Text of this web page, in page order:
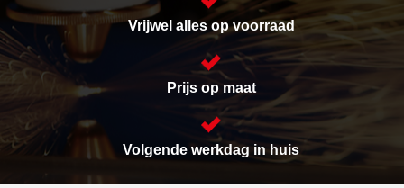
Vrijwel alles op voorraad
Prijs op maat
Volgende werkdag in huis